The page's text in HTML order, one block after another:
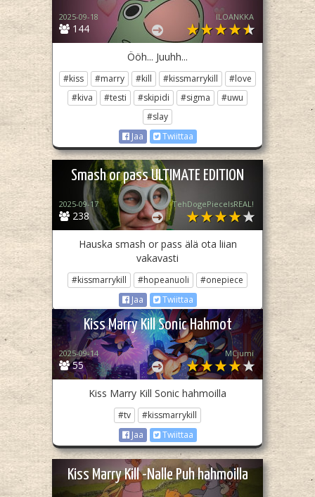
144
2025-09-18 ILOANKKA
Ööh... Juuhh...
#kiss #marry #kill #kissmarrykill
#love
#kiva
#testi #skipidi #sigma
#uwu
#slay
Jaa
Twiittaa
Smash or pass ULTIMATE EDITION
238
2025-09-17 TehDogePieceIsREAL!
Hauska smash or pass älä ota liian
vakavasti
#kissmarrykill #hopeanuoli
#onepiece
Jaa
Twiittaa
Kiss Marry Kill Sonic Hahmot
55
2025-09-14 MCjumi
Kiss Marry Kill Sonic hahmoilla
#tv
#kissmarrykill
Jaa
Twiittaa
Kiss Marry Kill -Nalle Puh hahmoilla